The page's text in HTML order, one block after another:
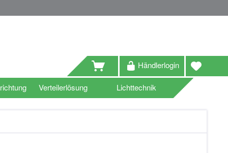
Händlerlogin
Verteilerlösung Lichttechnik